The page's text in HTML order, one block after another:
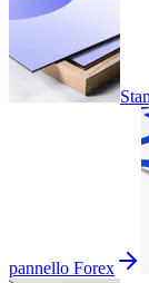
pannello Forex